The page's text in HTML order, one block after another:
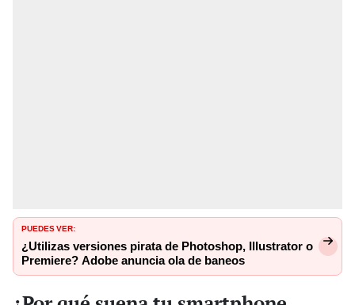
PUEDES VER:
¿Utilizas versiones pirata de Photoshop, Illustrator o
Premiere? Adobe anuncia ola de baneos